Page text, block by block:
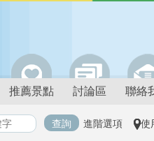
推薦景點 討論區 聯絡
進階選項 使